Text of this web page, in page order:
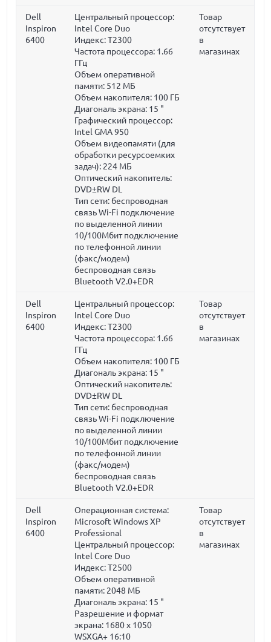
Dell
Inspiron
6400
Центральный процессор:
Intel Core Duo
Индекс: T2300
Частота процессора: 1.66
ГГц
Объем оперативной
памяти: 512 МБ
Объем накопителя: 100 ГБ
Диагональ экрана: 15 "
Графический процессор:
Intel GMA 950
Объем видеопамяти (для
обработки ресурсоемких
задач): 224 МБ
Оптический накопитель:
DVD±RW DL
Тип сети: беспроводная
связь Wi-Fi подключение
по выделенной линии
10/100Мбит подключение
по телефонной линии
(факс/модем)
беспроводная связь
Bluetooth V2.0+EDR
Товар
отсутствует
в
магазинах
Dell
Inspiron
6400
Центральный процессор:
Intel Core Duo
Индекс: T2300
Частота процессора: 1.66
ГГц
Объем накопителя: 100 ГБ
Диагональ экрана: 15 "
Оптический накопитель:
DVD±RW DL
Тип сети: беспроводная
связь Wi-Fi подключение
по выделенной линии
10/100Мбит подключение
по телефонной линии
(факс/модем)
беспроводная связь
Bluetooth V2.0+EDR
Товар
отсутствует
в
магазинах
Dell
Inspiron
6400
Операционная система:
Microsoft Windows XP
Professional
Центральный процессор:
Intel Core Duo
Индекс: T2500
Объем оперативной
памяти: 2048 МБ
Диагональ экрана: 15 "
Разрешение и формат
экрана: 1680 x 1050
WSXGA+ 16:10
Товар
отсутствует
в
магазинах